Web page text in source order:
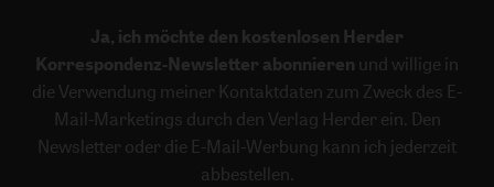
Ja, ich möchte den kostenlosen Herder
Korrespondenz-Newsletter abonnieren und willige in
die Verwendung meiner Kontaktdaten zum Zweck des E-
Mail-Marketings durch den Verlag Herder ein. Den
Newsletter oder die E-Mail-Werbung kann ich jederzeit
abbestellen.